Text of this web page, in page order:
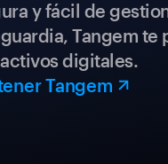
y fácil de
Tangem
digitales.
Tangem